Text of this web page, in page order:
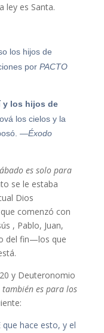
ley es Santa.
los hijos de
por PACTO
y los hijos de
los cielos y la
—Éxodo
es solo para
se le estaba
Dios
comenzó con
, Pablo, Juan,
del fin—los que
y Deuteronomio
también es para los
que hace esto, y el